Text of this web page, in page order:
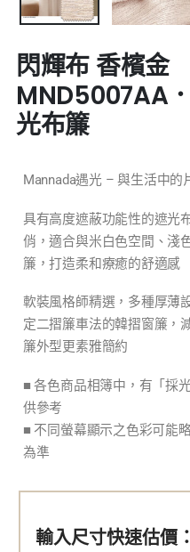
閃輝布 香檳金
MND5007AA
光布簾
Mannada遇光 – 與生活中的
具有高度遮蔽功能性的遮光
俏，適合與米白色空間、淺
簾，打造柔和療癒的舒適感
軟裝風格師精選，多種厚薄
定二摺簾車法的韓摺窗簾，
簾外型更素雅簡約
■ 各色商品相簿中，有「採
供參考
■ 不同螢幕顯示之色彩可能
為準
輸入尺寸快速估價：